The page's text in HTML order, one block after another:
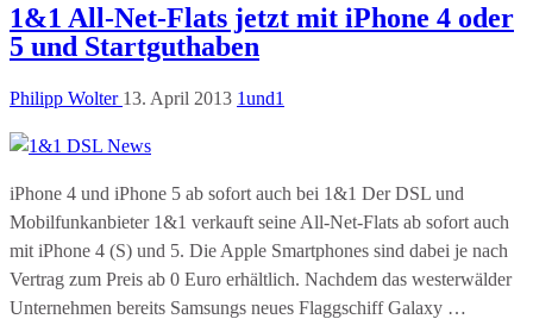
1&1 All-Net-Flats jetzt mit iPhone 4 oder
5 und Startguthaben
Philipp Wolter 13. April 2013 1und1
iPhone 4 und iPhone 5 ab sofort auch bei 1&1 Der DSL und
Mobilfunkanbieter 1&1 verkauft seine All-Net-Flats ab sofort auch
mit iPhone 4 (S) und 5. Die Apple Smartphones sind dabei je nach
Vertrag zum Preis ab 0 Euro erhältlich. Nachdem das westerwälder
Unternehmen bereits Samsungs neues Flaggschiff Galaxy …